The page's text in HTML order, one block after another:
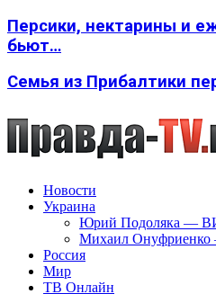
Персики, нектарины и
бьют…
Семья из Прибалтики
Новости
Украина
Юрий Подоляка —
Михаил
Россия
Мир
ТВ Онлайн